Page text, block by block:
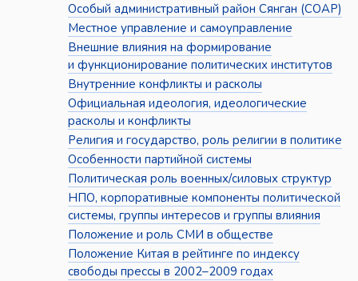
Особый административный район Сянган (СОАР)
Местное управление и самоуправление
Внешние влияния на формирование
и функционирование политических институтов
Внутренние конфликты и расколы
Официальная идеология, идеологические
расколы и конфликты
Религия и государство, роль религии в политике
Особенности партийной системы
Политическая роль военных/силовых структур
НПО, корпоративные компоненты политической
системы, группы интересов и группы влияния
Положение и роль СМИ в обществе
Положение Китая в рейтинге по индексу
свободы прессы в 2002–2009 годах